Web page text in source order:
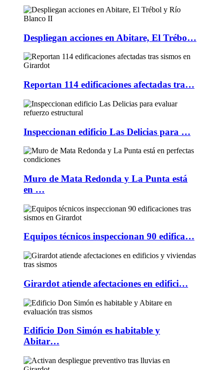
Despliegan acciones en Abitare, El Trébo…
Reportan 114 edificaciones afectadas tra…
Inspeccionan edificio Las Delicias para …
Muro de Mata Redonda y La Punta está
en …
Equipos técnicos inspeccionan 90 edifica…
Girardot atiende afectaciones en edifici…
Edificio Don Simón es habitable y
Abitar…